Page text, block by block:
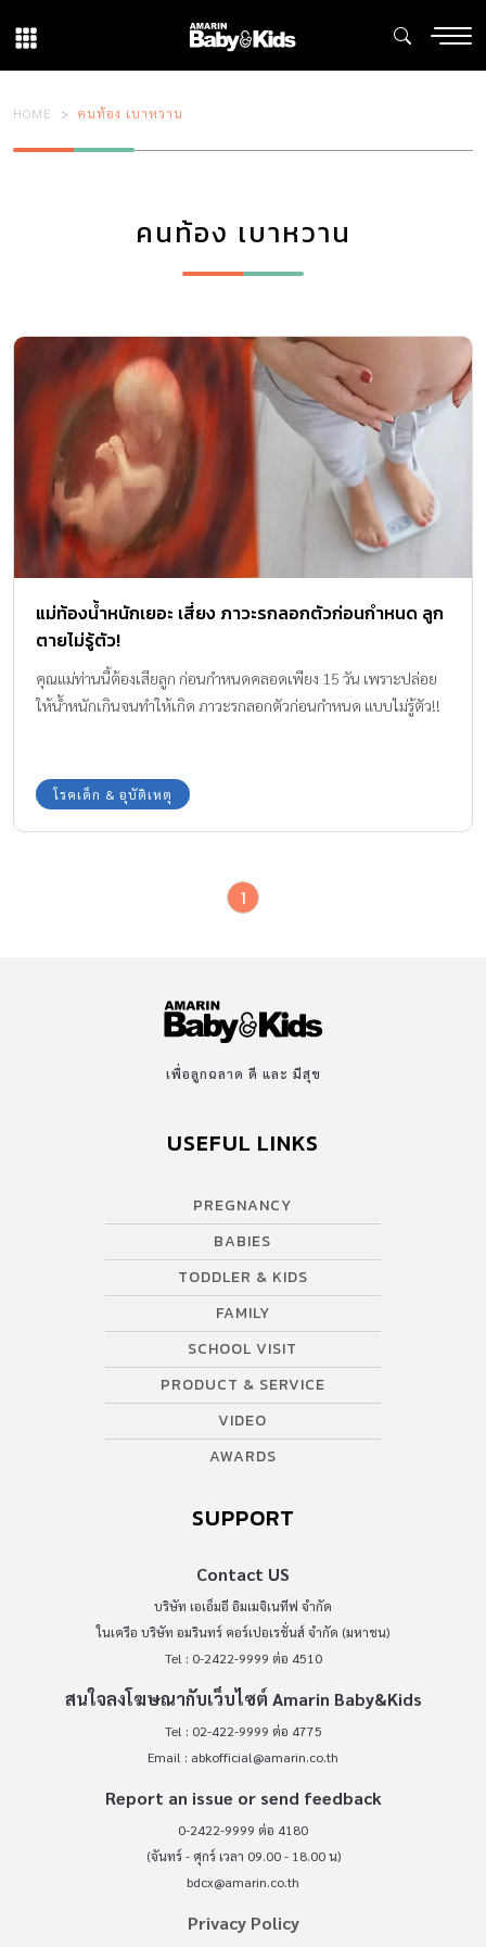
HOME คนท้อง เบาหวาน
คนท้อง เบาหวาน
แม่ท้องน้ำหนักเยอะ เสี่ยง ภาวะรกลอกตัวก่อนกำหนด ลูก
ตายไม่รู้ตัว!
คุณแม่ท่านนี้ต้องเสียลูก ก่อนกำหนดคลอดเพียง 15 วัน เพราะปล่อย
ให้น้ำหนักเกินจนทำให้เกิด ภาวะรกลอกตัวก่อนกำหนด แบบไม่รู้ตัว!!
โรคเด็ก & อุบัติเหตุ
1
เพื่อลูกฉลาด ดี และ มีสุข
USEFUL LINKS
PREGNANCY
BABIES
TODDLER & KIDS
FAMILY
SCHOOL VISIT
PRODUCT & SERVICE
VIDEO
AWARDS
SUPPORT
Contact US
บริษัท เอเอ็มอี อิมเมจิเนทีฟ จำกัด
ในเครือ บริษัท อมรินทร์ คอร์เปอเรชั่นส์ จำกัด (มหาชน)
Tel : 0-2422-9999 ต่อ 4510
สนใจลงโฆษณากับเว็บไซต์ Amarin Baby&Kids
Tel : 02-422-9999 ต่อ 4775
Email : abkofficial@amarin.co.th
Report an issue or send feedback
0-2422-9999 ต่อ 4180
(จันทร์ - ศุกร์ เวลา 09.00 - 18.00 น)
bdcx@amarin.co.th
Privacy Policy